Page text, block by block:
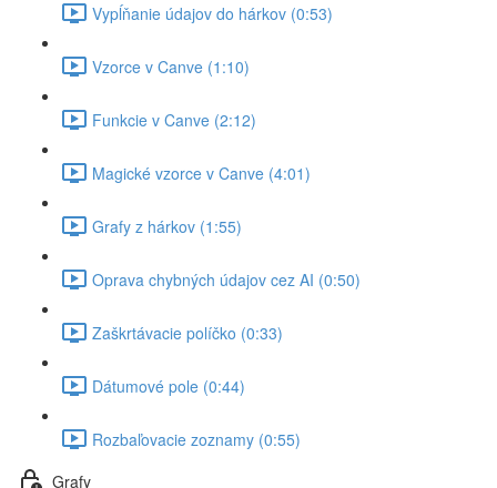
Vypĺňanie údajov do hárkov (0:53)
Vzorce v Canve (1:10)
Funkcie v Canve (2:12)
Magické vzorce v Canve (4:01)
Grafy z hárkov (1:55)
Oprava chybných údajov cez AI (0:50)
Zaškrtávacie políčko (0:33)
Dátumové pole (0:44)
Rozbaľovacie zoznamy (0:55)
Grafy